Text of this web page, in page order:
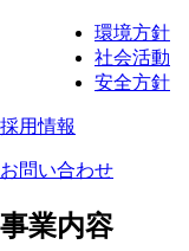
環境方針
社会活動
安全方針
採用情報
お問い合わせ
事業内容